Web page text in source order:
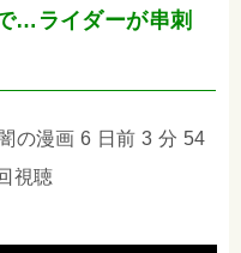
…ライダーが串刺
の漫画 6 日前 3 分 54
視聴